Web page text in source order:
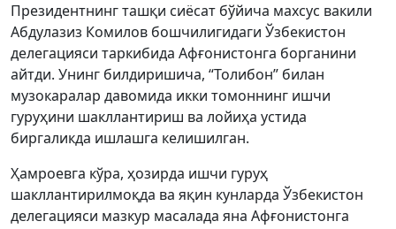
Президентнинг ташқи сиёсат бўйича махсус вакили
Абдулазиз Комилов бошчилигидаги Ўзбекистон
делегацияси таркибида Афғонистонга борганини
айтди. Унинг билдиришича, “Толибон” билан
музокаралар давомида икки томоннинг ишчи
гуруҳини шакллантириш ва лойиҳа устида
биргаликда ишлашга келишилган.
Ҳамроевга кўра, ҳозирда ишчи гуруҳ
шакллантирилмоқда ва яқин кунларда Ўзбекистон
делегацияси мазкур масалада яна Афғонистонга